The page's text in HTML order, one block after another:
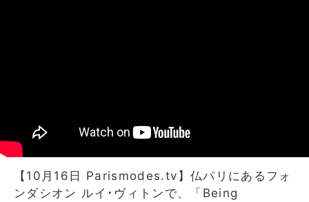
【10月16日 Parismodes.tv】仏パリにあるフォ
ンダシオン ルイ･ヴィトンで、「Being